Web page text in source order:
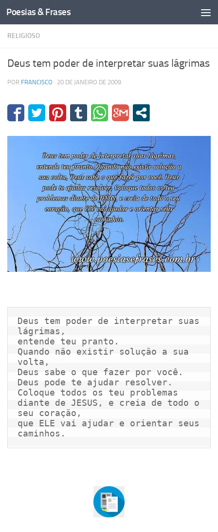
Skip to content
Poesias & Frases
RELIGIOSO
Deus tem poder de interpretar suas lágrimas
POR FRANCISCO · 20 DE JANEIRO DE 2009
Deus tem poder de interpretar suas
lágrimas,
entende teu pranto.
Quando não existir solução a sua
volta,
Deus sabe o que fazer por você.
Deus pode te ajudar resolver.
Coloque todos os teu problemas
diante de JESUS, e creia de todo o
seu coração,
que ELE vai ajudar e orientar seus
caminhos.